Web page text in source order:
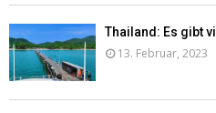
Thailand: Es gibt
13. Februar, 2023